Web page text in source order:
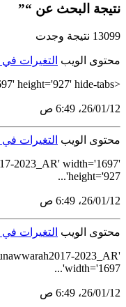
نتيجة البحث عن “”
13099 نتيجة وجدت
محتوى الويب التغيرات في
<tableau-viz id='tableau-viz' src='https://tableau.stats.gov.sa/views/SEEA_Land_One_Page_Report2023AR/1-7_PhysicalAccountforLandUseinAseer2017-2023_AR' width='1697' height='927' hide-tabs...
12‏/01‏/26، 6:49 ص
محتوى الويب التغيرات في
2023_AR' width='1697'
height='927'...
12‏/01‏/26، 6:49 ص
محتوى الويب التغيرات في
2023_AR'
width='1697'...
12‏/01‏/26، 6:49 ص